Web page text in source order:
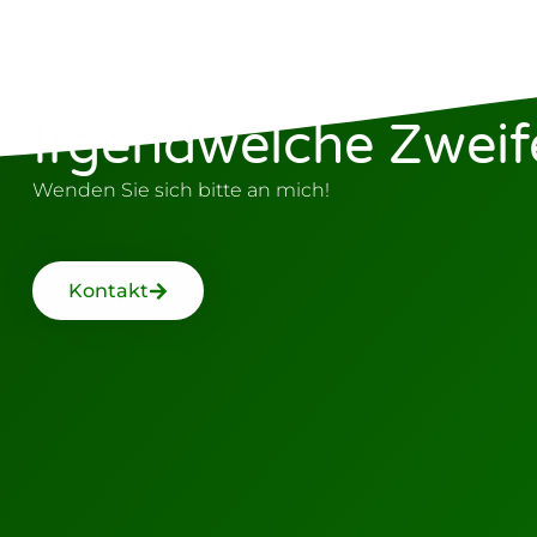
Irgendwelche
Wenden Sie sich bitte an mich!
Kontakt